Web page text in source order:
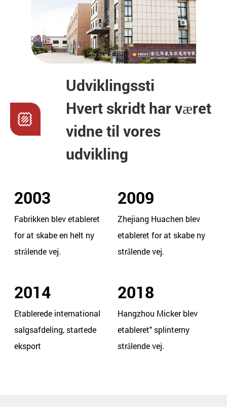
Udviklingssti
Hvert skridt har været
vidne til vores
udvikling
2003
Fabrikken blev etableret
for at skabe en helt ny
strålende vej.
2009
Zhejiang Huachen blev
etableret for at skabe ny
strålende vej.
2014
Etablerede international
salgsafdeling, startede
eksport
2018
Hangzhou Micker blev
etableret" splinterny
strålende vej.